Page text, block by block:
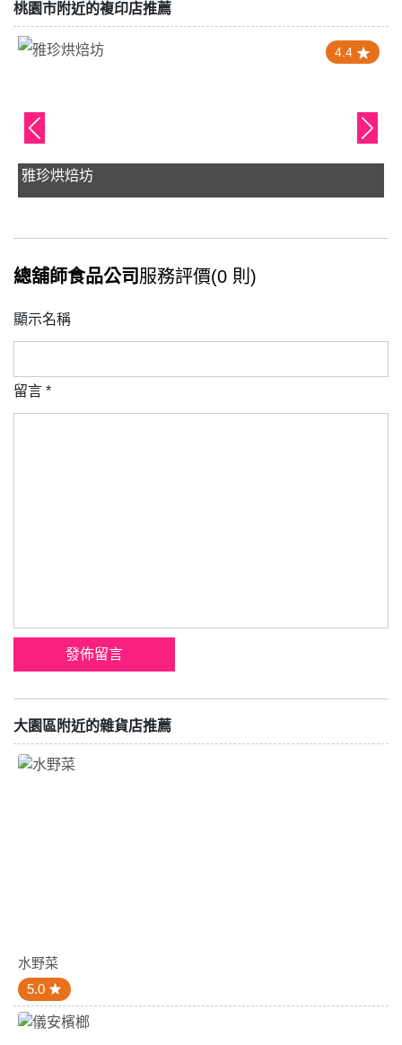
桃園市附近的複印店推薦
4.4
雅珍烘焙坊
總舖師食品公司 服務評價(0 則)
顯示名稱
留言 *
大園區附近的雜貨店推薦
水野菜
5.0